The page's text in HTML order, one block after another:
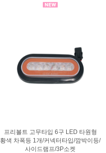
프리볼트 고무타입 6구 LED 타원형
황색 차폭등 1개/커넥터타입/깜박이등/
사이드램프/3P소켓